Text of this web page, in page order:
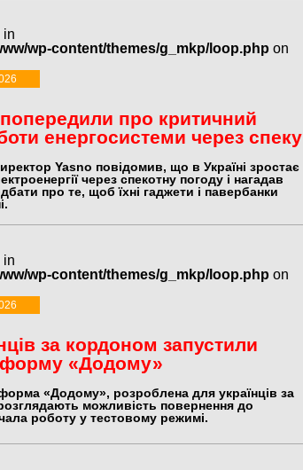
in
wp-content/themes/g_mkp/loop.php on
попередили про критичний
енергосистеми через спеку
Yasno повідомив, що в Україні зростає
через спекотну погоду і нагадав
про те, щоб їхні гаджети і павербанки
in
wp-content/themes/g_mkp/loop.php on
за кордоном запустили
«Додому»
«Додому», розроблена для українців за
можливість повернення до
роботу у тестовому режимі.